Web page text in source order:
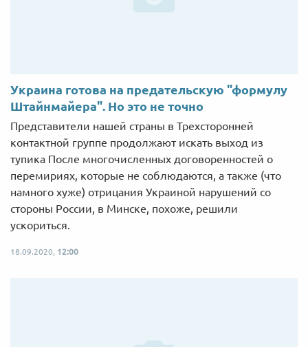
Украина готова на предательскую "формулу
Штайнмайера". Но это не точно
Представители нашей страны в Трехсторонней
контактной группе продолжают искать выход из
тупика После многочисленных договоренностей о
перемириях, которые не соблюдаются, а также (что
намного хуже) отрицания Украиной нарушений со
стороны России, в Минске, похоже, решили
ускориться.
18.09.2020, 12:00